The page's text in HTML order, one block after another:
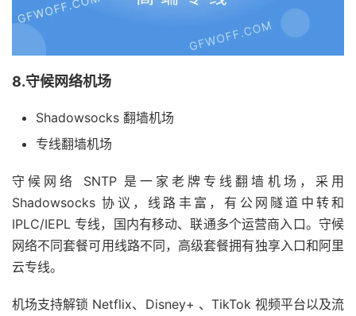
8.守候网络机场
Shadowsocks 翻墙机场
专线翻墙机场
守候网络 SNTP 是一家老牌专线翻墙机场，采用
Shadowsocks 协议，线路丰富，有公网隧道中转和
IPLC/IEPL 专线，国内有移动、联通多个运营商入口。守候
网络不同套餐可用线路不同，高级套餐拥有独享入口和阿里
云专线。
机场支持解锁 Netflix、Disney+ 、TikTok 视频平台以及流